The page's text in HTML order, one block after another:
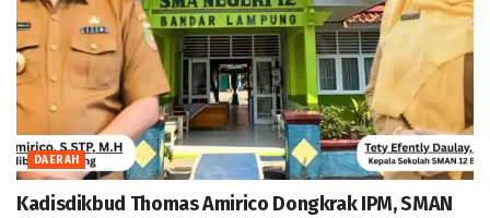
DAERAH
Kadisdikbud Thomas Amirico Dongkrak IPM, SMAN